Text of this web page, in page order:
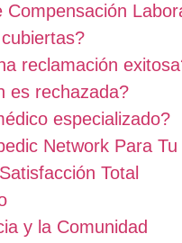
reclamación
es rechazada?
especializado?
Network Para
Total
y la Comunidad